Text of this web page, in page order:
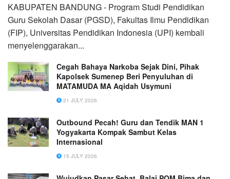
KABUPATEN BANDUNG - Program Studi Pendidikan
Guru Sekolah Dasar (PGSD), Fakultas Ilmu Pendidikan
(FIP), Universitas Pendidikan Indonesia (UPI) kembali
menyelenggarakan...
Cegah Bahaya Narkoba Sejak Dini, Pihak
Kapolsek Sumenep Beri Penyuluhan di
MATAMUDA MA Aqidah Usymuni
21 JULY 2026
Outbound Pecah! Guru dan Tendik MAN 1
Yogyakarta Kompak Sambut Kelas
Internasional
15 JULY 2026